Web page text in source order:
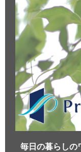
毎日の暮らしの